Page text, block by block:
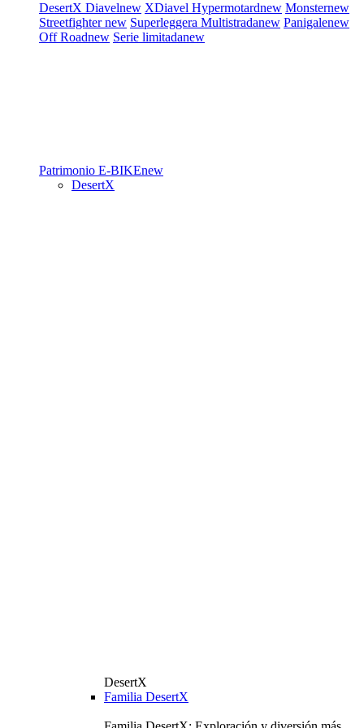
DesertX Diavelnew XDiavel Hypermotardnew Monsternew
Streetfighternew Superleggera Multistradanew Panigalenew
Off Roadnew Serie limitadanew
Patrimonio E-BIKEnew
DesertX
DesertX
Familia DesertX